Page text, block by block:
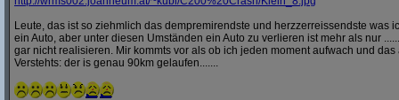
Leute, das ist so ziehmlich das dempremirendste und herzzerreissendste was
ein Auto, aber unter diesen Umständen ein Auto zu verlieren ist mehr als nur
gar nicht realisieren. Mir kommts vor als ob ich jeden moment aufwach und das
Verstehts: der is genau 90km gelaufen.......